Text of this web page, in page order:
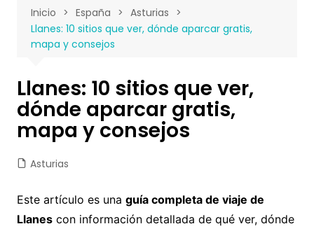
Inicio España
Asturias
Llanes: 10 sitios que ver, dónde aparcar gratis,
mapa y consejos
Llanes: 10 sitios que ver,
dónde aparcar gratis,
mapa y consejos
Asturias
Este artículo es una guía completa de viaje de
Llanescon información detallada de qué ver, dónde